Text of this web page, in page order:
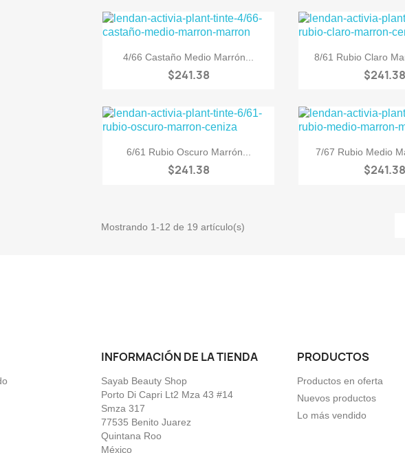
 Vista rápida
4/66 Castaño Medio Marrón...
$241.38
 Vista
8/61 Rubio Claro
$241.38
 Vista rápida
6/61 Rubio Oscuro Marrón...
$241.38
 Vista
7/67 Rubio Medio
$241.38
Mostrando 1-12 de 19 artículo(s)
INFORMACIÓN DE LA TIENDA
Sayab Beauty Shop
Porto Di Capri Lt2 Mza 43 #14
Smza 317
77535 Benito Juarez
Quintana Roo
México
PRODUCTOS
Productos en oferta
Nuevos productos
Lo más vendido